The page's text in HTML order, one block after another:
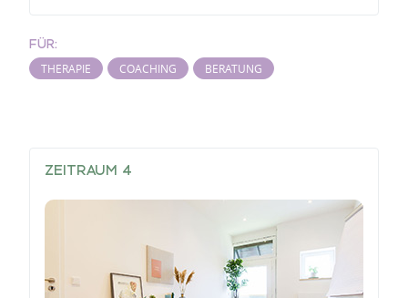
FÜR:
THERAPIE
COACHING BERATUNG
ZEITRAUM 4